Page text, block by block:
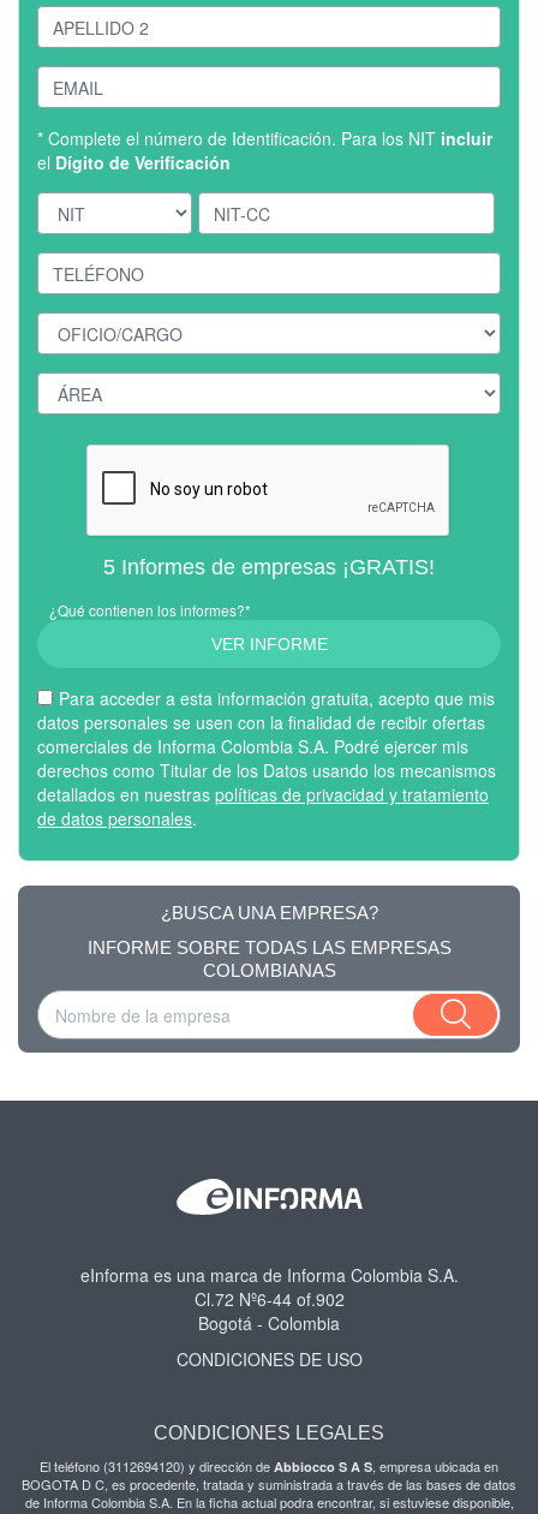
* Complete el número de Identificación. Para los NIT incluir
el Dígito de Verificación
5 Informes de empresas ¡GRATIS!
¿Qué contienen los informes?*
VER INFORME
Para acceder a esta información gratuita, acepto que mis
datos personales se usen con la finalidad de recibir ofertas
comerciales de Informa Colombia S.A. Podré ejercer mis
derechos como Titular de los Datos usando los mecanismos
detallados en nuestras políticas de privacidad y tratamiento
de datos personales.
¿BUSCA UNA EMPRESA?
INFORME SOBRE TODAS LAS EMPRESAS
COLOMBIANAS
eInforma es una marca de Informa Colombia S.A.
Cl.72 Nº6-44 of.902
Bogotá - Colombia
CONDICIONES DE USO
CONDICIONES LEGALES
El teléfono (3112694120) y dirección de Abbiocco S A S
BOGOTA D C, es procedente, tratada y suministrada a través de las bases de datos
de Informa Colombia S.A. En la ficha actual podra encontrar, si estuviese disponible,